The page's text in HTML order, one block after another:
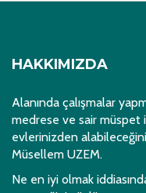
HAKKIMIZDA
Alanında çalışmalar
medrese ve sair müspet
evlerinizden
Müsellem UZEM.
Ne en iyi olmak